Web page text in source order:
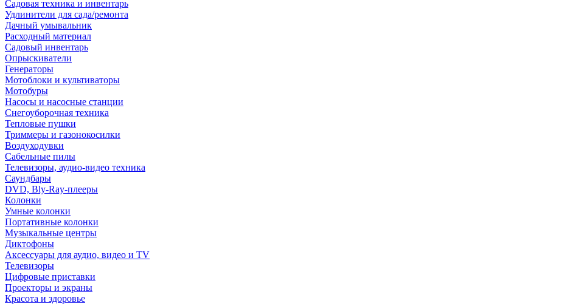
Садовая техника и инвентарь
Удлинители для сада/ремонта
Дачный умывальник
Расходный материал
Садовый инвентарь
Опрыскиватели
Генераторы
Мотоблоки и культиваторы
Мотобуры
Насосы и насосные станции
Снегоуборочная техника
Тепловые пушки
Триммеры и газонокосилки
Воздуходувки
Сабельные пилы
Телевизоры, аудио-видео техника
Саундбары
DVD, Bly-Ray-плееры
Колонки
Умные колонки
Портативные колонки
Музыкальные центры
Диктофоны
Аксессуары для аудио, видео и TV
Телевизоры
Цифровые приставки
Проекторы и экраны
Красота и здоровье